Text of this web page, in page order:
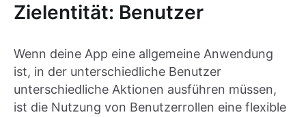
Zielentität: Benutzer
Wenn deine App eine allgemeine Anwendung
ist, in der unterschiedliche Benutzer
unterschiedliche Aktionen ausführen müssen,
ist die Nutzung von Benutzerrollen eine flexible